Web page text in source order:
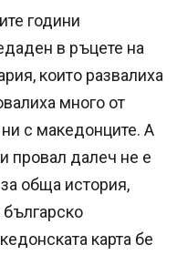
години
в ръцете на
които развалиха
много от
с македонците. А
провал далеч не е
обща история,
българско
карта бе